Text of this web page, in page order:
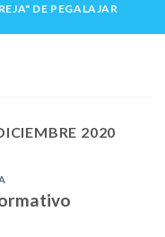
DE PEGALAJAR
2020